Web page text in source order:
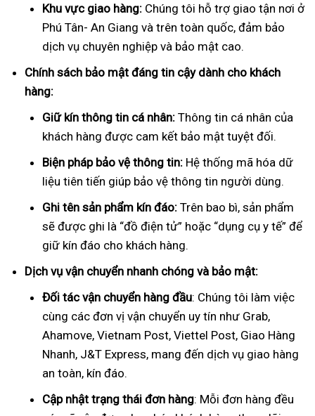
Khu vực giao hàng: Chúng tôi hỗ trợ giao tận nơi ở
Phú Tân- An Giang và trên toàn quốc, đảm bảo
dịch vụ chuyên nghiệp và bảo mật cao.
Chính sách bảo mật đáng tin cậy dành cho khách
hàng:
Giữ kín thông tin cá nhân: Thông tin cá nhân của
khách hàng được cam kết bảo mật tuyệt đối.
Biện pháp bảo vệ thông tin: Hệ thống mã hóa dữ
liệu tiên tiến giúp bảo vệ thông tin người dùng.
Ghi tên sản phẩm kín đáo: Trên bao bì, sản phẩm
sẽ được ghi là “đồ điện tử” hoặc “dụng cụ y tế” để
giữ kín đáo cho khách hàng.
Dịch vụ vận chuyển nhanh chóng và bảo mật:
Đối tác vận chuyển hàng đầu: Chúng tôi làm việc
cùng các đơn vị vận chuyển uy tín như Grab,
Ahamove, Vietnam Post, Viettel Post, Giao Hàng
Nhanh, J&T Express, mang đến dịch vụ giao hàng
an toàn, kín đáo.
Cập nhật trạng thái đơn hàng: Mỗi đơn hàng đều